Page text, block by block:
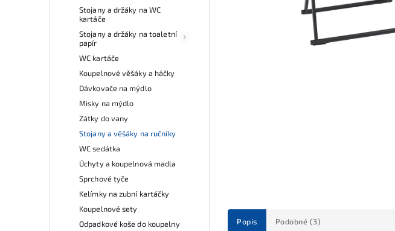
Stojany a držáky na WC
kartáče
Stojany a držáky na toaletní
papír
WC kartáče
Koupelnové věšáky a háčky
Dávkovače na mýdlo
Misky na mýdlo
Zátky do vany
Stojany a věšáky na ručníky
WC sedátka
Úchyty a koupelnová madla
Sprchové tyče
Kelímky na zubní kartáčky
Koupelnové sety
Odpadkové koše do koupelny
Popis Podobné (3)